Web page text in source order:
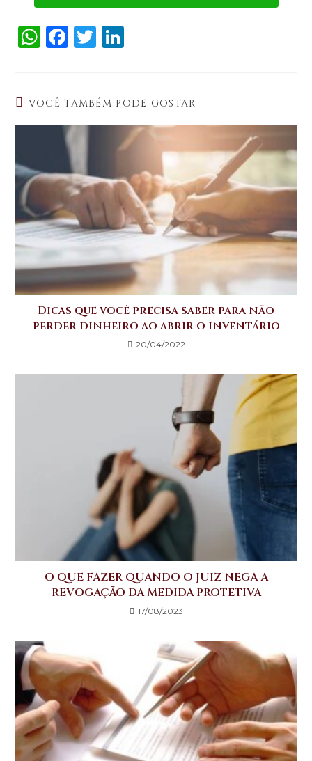
W
ts
A
p
F
e
b
o
o
k
T
te
r
e
dI
n
VOCÊ TAMBÉM PODE GOSTAR
Dicas que você precisa saber para não
perder dinheiro ao abrir o inventário
20/04/2022
O QUE FAZER QUANDO O JUIZ NEGA A
REVOGAÇÃO DA MEDIDA PROTETIVA
17/08/2023